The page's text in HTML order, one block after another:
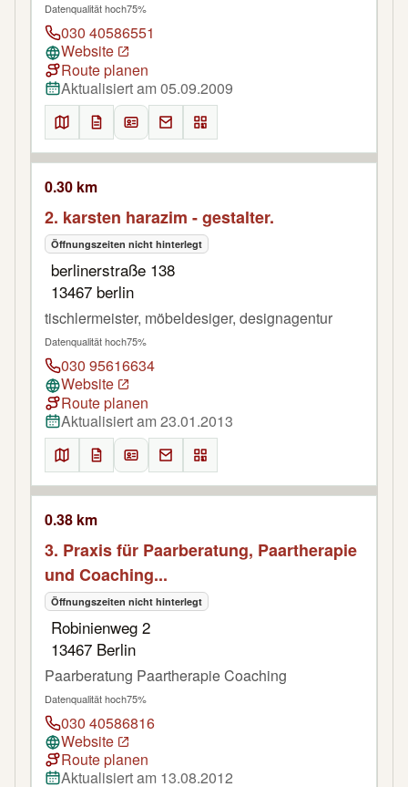
Datenqualität hoch75%
030 40586551
Website
Route planen
Aktualisiert am 05.09.2009
0.30 km
2. karsten harazim - gestalter.
Öffnungszeiten nicht hinterlegt
berlinerstraße 138
13467 berlin
tischlermeister, möbeldesiger, designagentur
Datenqualität hoch75%
030 95616634
Website
Route planen
Aktualisiert am 23.01.2013
0.38 km
3. Praxis für Paarberatung, Paartherapie
und Coaching...
Öffnungszeiten nicht hinterlegt
Robinienweg 2
13467 Berlin
Paarberatung Paartherapie Coaching
Datenqualität hoch75%
030 40586816
Website
Route planen
Aktualisiert am 13.08.2012